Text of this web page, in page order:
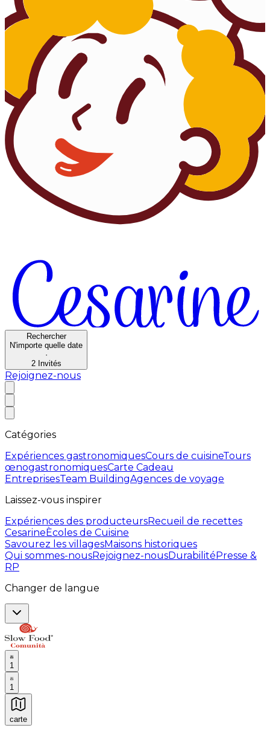
Rechercher
N'importe quelle date
·
2 Invités
Rejoignez-nous
Catégories
Expériences gastronomiquesCours de cuisineTours
œnogastronomiquesCarte Cadeau
EntreprisesTeam BuildingAgences de voyage
Laissez-vous inspirer
Expériences des producteursRecueil de recettes
CesarineÈcoles de Cuisine
Savourez les villagesMaisons historiques
Qui sommes-nousRejoignez-nousDurabilitéPresse &
RP
Changer de langue
1
1
carte